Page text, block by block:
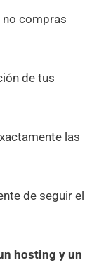
no compras
de tus
las
de seguir el
hosting y un